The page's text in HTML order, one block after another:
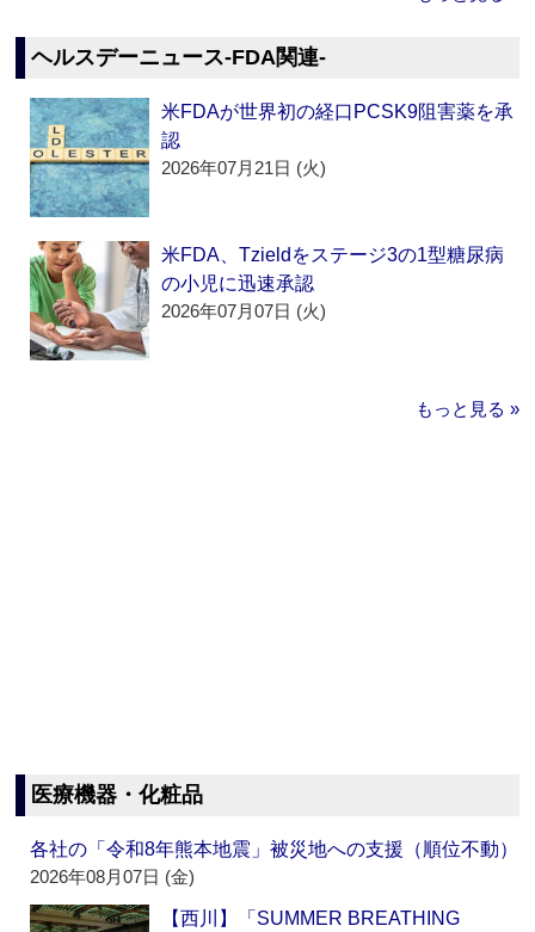
ヘルスデーニュース‐FDA関連‐
米FDAが世界初の経口PCSK9阻害薬を承
認
2026年07月21日 (火)
米FDA、Tzieldをステージ3の1型糖尿病
の小児に迅速承認
2026年07月07日 (火)
もっと見る »
医療機器・化粧品
各社の「令和8年熊本地震」被災地への支援（順位不動）
2026年08月07日 (金)
【西川】「SUMMER BREATHING